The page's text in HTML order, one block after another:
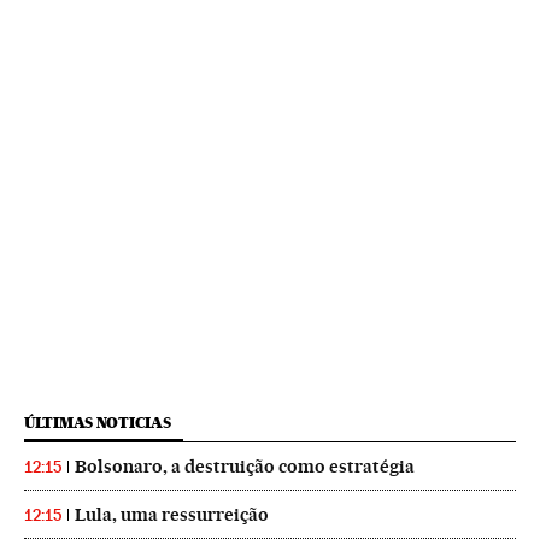
ÚLTIMAS NOTICIAS
12:15 Bolsonaro, a destruição como estratégia
12:15 Lula, uma ressurreição